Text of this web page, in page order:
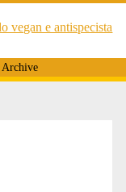
Archive